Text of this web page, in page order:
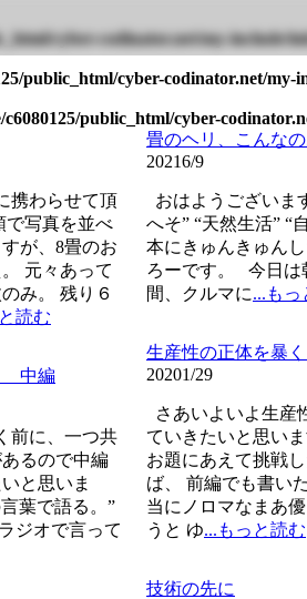
cyber-codinator.net/my-include/
public_html/cyber-codinator.net/my-
c6080125/public_html/cyber-
携わらせて頂
で写真を並べ
が、8畳のお
元々あって
み。 残り６
読む
畳のヘリ、こんなの
20216/9
おはようございま
へそ” “天然生活” “
本にきゅんきゅん
ろーです。 今日は
間、クルマに...もっ
生産性の正体を暴
20201/29
さあいよいよ生産
ていきたいと思い
お題にあえて挑戦
ば、 前編でも書い
当にノロマなまあ
うと ゆ...もっと読む
中編
前に、一つ共
るので中編
と思いま
葉で語る。”
ジオで言って
技術の先に